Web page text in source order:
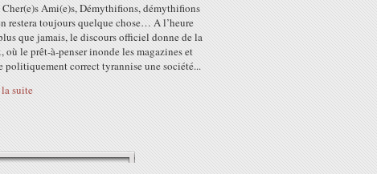
Cher(e)s Ami(e)s, Démythifions, démythifions
restera toujours quelque chose… A l’heure
que jamais, le discours officiel donne de la
où le prêt-à-penser inonde les magazines et
politiquement correct tyrannise une société...
suite